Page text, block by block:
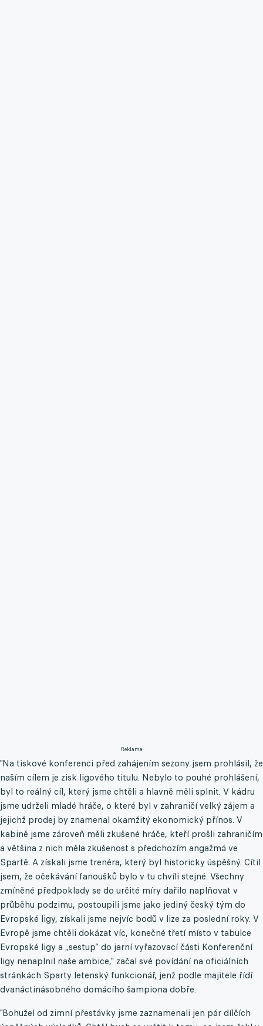
Reklama
"Na tiskové konferenci před zahájením sezony jsem prohlásil, že
naším cílem je zisk ligového titulu. Nebylo to pouhé prohlášení,
byl to reálný cíl, který jsme chtěli a hlavně měli splnit. V kádru
jsme udrželi mladé hráče, o které byl v zahraničí velký zájem a
jejichž prodej by znamenal okamžitý ekonomický přínos. V
kabině jsme zároveň měli zkušené hráče, kteří prošli zahraničím
a většina z nich měla zkušenost s předchozím angažmá ve
Spartě. A získali jsme trenéra, který byl historicky úspěšný. Cítil
jsem, že očekávání fanoušků bylo v tu chvíli stejné. Všechny
zmíněné předpoklady se do určité míry dařilo naplňovat v
průběhu podzimu, postoupili jsme jako jediný český tým do
Evropské ligy, získali jsme nejvíc bodů v lize za poslední roky. V
Evropě jsme chtěli dokázat víc, konečné třetí místo v tabulce
Evropské ligy a „sestup“ do jarní vyřazovací části Konferenční
ligy nenaplnil naše ambice," začal své povídání na oficiálních
stránkách Sparty letenský funkcionář, jenž podle majitele řídí
dvanáctinásobného domácího šampiona dobře.
"Bohužel od zimní přestávky jsme zaznamenali jen pár dílčích